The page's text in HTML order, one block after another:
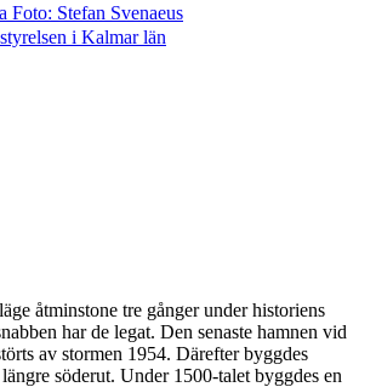
Foto: Stefan Svenaeus
i Kalmar län
åtminstone tre gånger under historiens
har de legat. Den senaste hamnen vid
av stormen 1954. Därefter byggdes
söderut. Under 1500-talet byggdes en